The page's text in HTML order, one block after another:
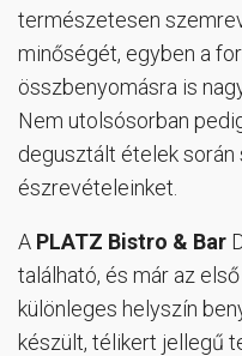
természetesen
minőségét, egyben a
összbenyomásra is
Nem utolsósorban
degusztált ételek
észrevételeinket.
A PLATZ Bistro & Bar
található, és már az
különleges helyszín
készült, télikert jellegű